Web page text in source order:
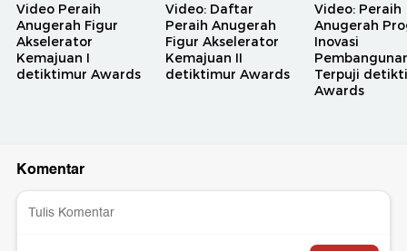
Video Peraih
Anugerah Figur
Akselerator
Kemajuan I
detiktimur Awards
Video: Daftar
Peraih Anugerah
Figur Akselerator
Kemajuan II
detiktimur Awards
Video: Peraih
Anugerah
Inovasi
Terpuji
Awards